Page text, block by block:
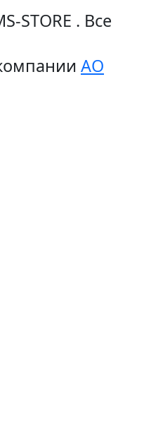
STORE . Все
АО